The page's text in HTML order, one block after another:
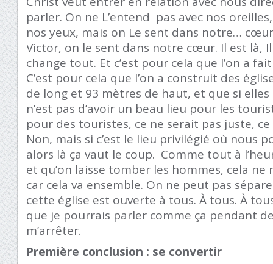
parler. On ne L’entend pas avec nos
nos yeux, mais on Le sent dans notre…
Victor, on le sent dans notre cœur. Il est là,
change tout. Et c’est pour cela que l’on a
C’est pour cela que l’on a construit des
de long et 93 mètres de haut, et que si
n’est pas d’avoir un beau lieu pour les
pour des touristes, ce ne serait pas juste,
Non, mais si c’est le lieu privilégié où nous
alors là ça vaut le coup. Comme tout à
et qu’on laisse tomber les hommes, cela ne
car cela va ensemble. On ne peut pas
cette église est ouverte à tous. À tous. À
que je pourrais parler comme ça pendant
m’arrêter.
Première conclusion : se convertir